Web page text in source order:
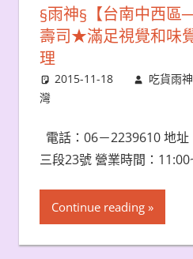
§雨神§【台南中西區
壽司★滿足視覺和味
理
2015-11-18 吃貨雨神
灣
電話：06－2239610 地
三段23號 營業時間：
Continue reading